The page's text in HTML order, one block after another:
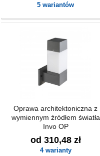
5 wariantów
Oprawa architektoniczna z
wymiennym źródłem światła
Invo OP
od 310,48 zł
4 warianty